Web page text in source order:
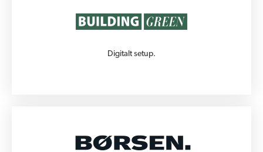
Digitalt setup.